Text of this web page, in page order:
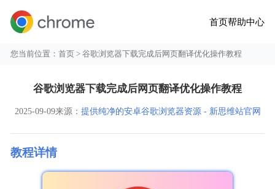
首页帮助中心
您当前位置：首页 > 谷歌浏览器下载完成后网页翻译优化操作教程
谷歌浏览器下载完成后网页翻译优化操作教程
2025-09-09来源： 提供纯净的安卓谷歌浏览器资源 - 新思维站官网
教程详情